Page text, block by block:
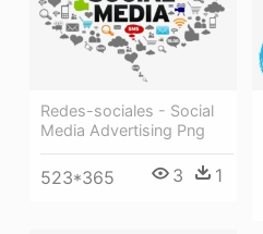
Redes-sociales - Social
Media Advertising Png
523*365 3 1